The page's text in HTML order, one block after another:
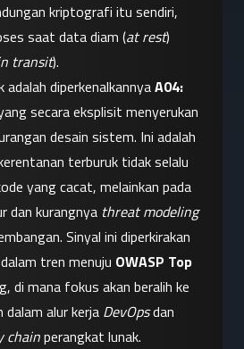
kriptografi itu sendiri,
saat data diam (at rest)
transit).
adalah diperkenalkannya A04:
secara eksplisit menyerukan
desain sistem. Ini adalah
terburuk tidak selalu
yang cacat, melainkan pada
dan kurangnya threat modeling
Sinyal ini diperkirakan
tren menuju OWASP Top
di mana fokus akan beralih ke
alur kerja DevOps dan
chain perangkat lunak.